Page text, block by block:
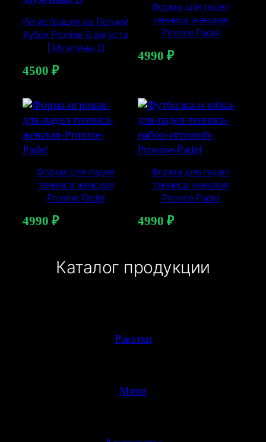
Регистрация на Летний
Кубок Pronine 8 августа
| Мужчины D
4500 ₽
Форма для падел
тенниса женская
Pronine Padel
4990 ₽
Форма для падел
тенниса женская
Pronine Padel
4990 ₽
Форма для падел
тенниса женская
Pronine Padel
4990 ₽
Каталог продукции
Ракетки
Мячи